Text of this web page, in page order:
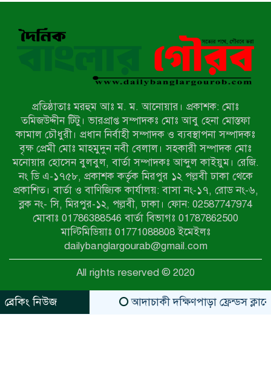
চলাচলে চরম দুর্ভোগ; ইউএনওর হস্তক্ষেপ
নাটোরের পাটুলে পানিতে ডুবে নন্দীগ্রামের
স্কুলছাত্রের মর্মান্তিক মৃত্যু
সেনাবাহিনীর চাকরি হারিয়ে ভুয়া ডিবি
পুলিশ পরিচয়ে চাঁদাবাজি, গণপিটুনির পর
কারাগারে প্রতারক।
বাঘার সাহিন সরকারের তিন ক্যাটাগরিতে
প্রথম স্থান অর্জন; সংস্কৃতি অঙ্গনেও রয়েছে
তাঁর বহুমুখী প্রতিভা!
আওয়ামী সন্ত্রাসীদের দ্রুত গ্রেফতার ও
বিচারের দাবিতে নীলফামারীতে বিক্ষোভ ও
মানববন্ধন
লালপুরে মাদকবিরোধী অভিযান: ৩ জনের
কারাদণ্ড ও অর্থদণ্ড
প্রতিষ্ঠাতাঃ মরহুম আঃ ম. ম. আনোয়ার। প্রকাশক: মোঃ
তমিজউদ্দীন টিটু। ভারপ্রাপ্ত সম্পাদকঃ মোঃ আবু হেনা মোস্তফা
কামাল চৌধুরী। প্রধান নির্বাহী সম্পাদক ও ব্যবস্থাপনা সম্পাদকঃ
বৃক্ষ প্রেমী মোঃ মাহমুদুন নবী বেলাল। সহকারী সম্পাদক মোঃ
মনোয়ার হোসেন বুলবুল, বার্তা সম্পাদকঃ আব্দুল কাইয়ুম। রেজি.
নং ডি এ-১৭৫৮, প্রকাশক কর্তৃক মিরপুর ১২ পল্লবী ঢাকা থেকে
প্রকাশিত। বার্তা ও বাণিজ্যিক কার্যালয়: বাসা নং-১৭, রোড নং-৬,
ব্লক নং- সি, মিরপুর-১২, পল্লবী, ঢাকা। ফোন: 02587747974
মোবাঃ 01786388546 বার্তা বিভাগঃ 01787862500
মাল্টিমিডিয়াঃ 01771088808 ইমেইলঃ
dailybanglargourab@gmail.com
All rights reserved © 2020
ব্রেকিং নিউজ
আদাচাকী দক্ষিণপাড়া ফ্রেন্ডস